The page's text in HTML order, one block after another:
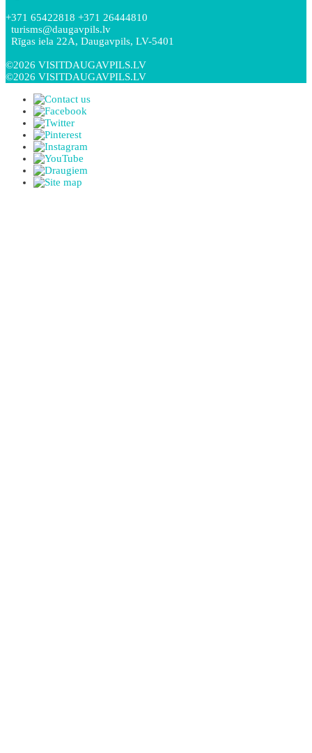
+371 65422818 +371 26444810
turisms@daugavpils.lv
Rīgas iela 22A, Daugavpils, LV-5401
©2026 VISITDAUGAVPILS.LV
©2026 VISITDAUGAVPILS.LV